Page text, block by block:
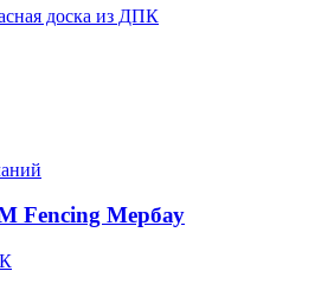
доска из ДПК
Fencing Мербау